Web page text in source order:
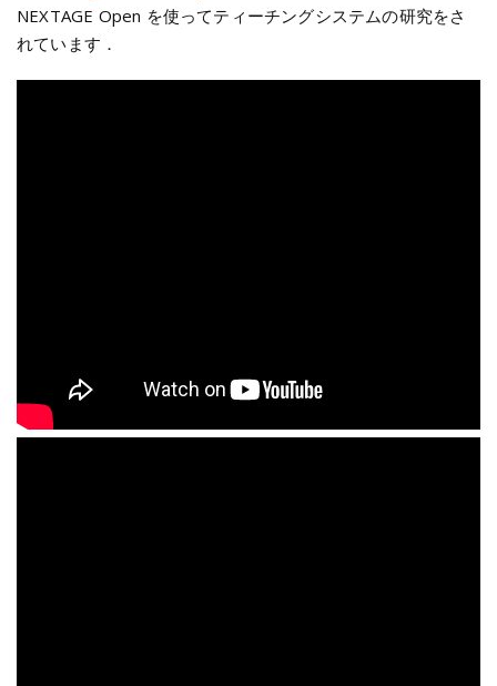
NEXTAGE Open を使ってティーチングシステムの研究をさ
れています．